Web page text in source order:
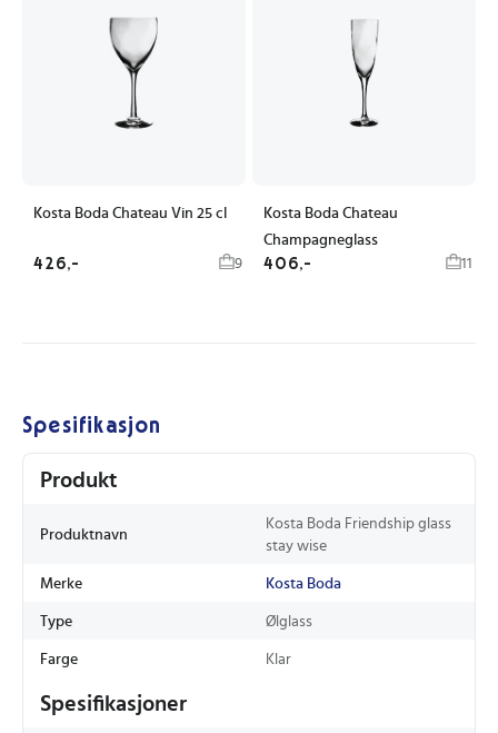
Kosta Boda Chateau Vin 25 cl
426,- 9
Kosta Boda Chateau
Champagneglass
406,- 11
Spesifikasjon
Produkt
Produktnavn
Kosta Boda Friendship glass
stay wise
Merke Kosta Boda
Type Ølglass
Farge Klar
Spesifikasjoner